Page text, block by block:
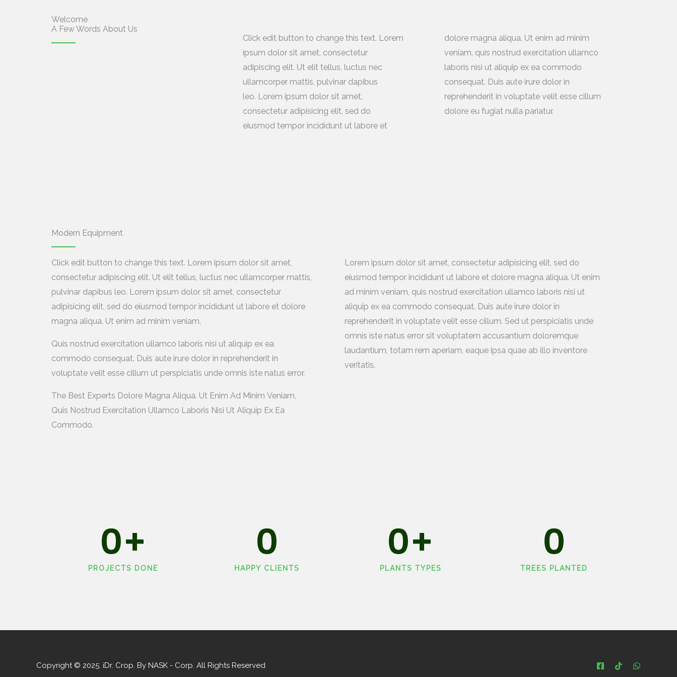
Welcome
A Few Words About Us
Click edit button to change this text. Lorem
ipsum dolor sit amet, consectetur
adipiscing elit. Ut elit tellus, luctus nec
ullamcorper mattis, pulvinar dapibus
leo. Lorem ipsum dolor sit amet,
consectetur adipisicing elit, sed do
eiusmod tempor incididunt ut labore et
dolore magna aliqua. Ut enim ad minim
veniam, quis nostrud exercitation ullamco
laboris nisi ut aliquip ex ea commodo
consequat. Duis aute irure dolor in
reprehenderit in voluptate velit esse cillum
dolore eu fugiat nulla pariatur.
Modern Equipment
Click edit button to change this text. Lorem ipsum dolor sit amet,
consectetur adipiscing elit. Ut elit tellus, luctus nec ullamcorper mattis,
pulvinar dapibus leo. Lorem ipsum dolor sit amet, consectetur
adipisicing elit, sed do eiusmod tempor incididunt ut labore et dolore
magna aliqua. Ut enim ad minim veniam.
Quis nostrud exercitation ullamco laboris nisi ut aliquip ex ea
commodo consequat. Duis aute irure dolor in reprehenderit in
voluptate velit esse cillum ut perspiciatis unde omnis iste natus error.
The Best Experts Dolore Magna Aliqua. Ut Enim Ad Minim Veniam,
Quis Nostrud Exercitation Ullamco Laboris Nisi Ut Aliquip Ex Ea
Commodo.
Lorem ipsum dolor sit amet, consectetur adipisicing elit, sed do
eiusmod tempor incididunt ut labore et dolore magna aliqua. Ut enim
ad minim veniam, quis nostrud exercitation ullamco laboris nisi ut
aliquip ex ea commodo consequat. Duis aute irure dolor in
reprehenderit in voluptate velit esse cillum. Sed ut perspiciatis unde
omnis iste natus error sit voluptatem accusantium doloremque
laudantium, totam rem aperiam, eaque ipsa quae ab illo inventore
veritatis.
PROJECTS DONE
0+
HAPPY CLIENTS
0
PLANTS TYPES
0+
TREES PLANTED
0
Copyright © 2025. iDr. Crop. By NASK - Corp. All Rights Reserved